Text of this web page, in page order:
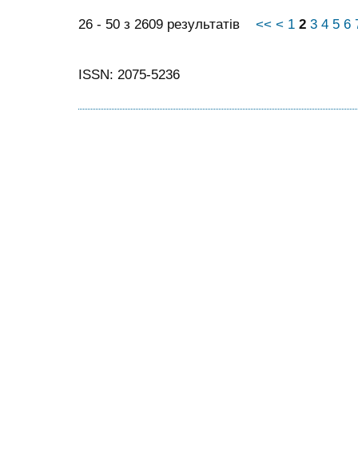
26 - 50 з 2609 результатів << < 1 2 3 4 5 6
ISSN: 2075-5236